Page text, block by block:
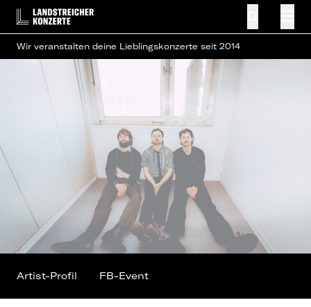
Wir veranstalten deine Lieblingskonzerte seit 2014
Artist-Profil FB-Event